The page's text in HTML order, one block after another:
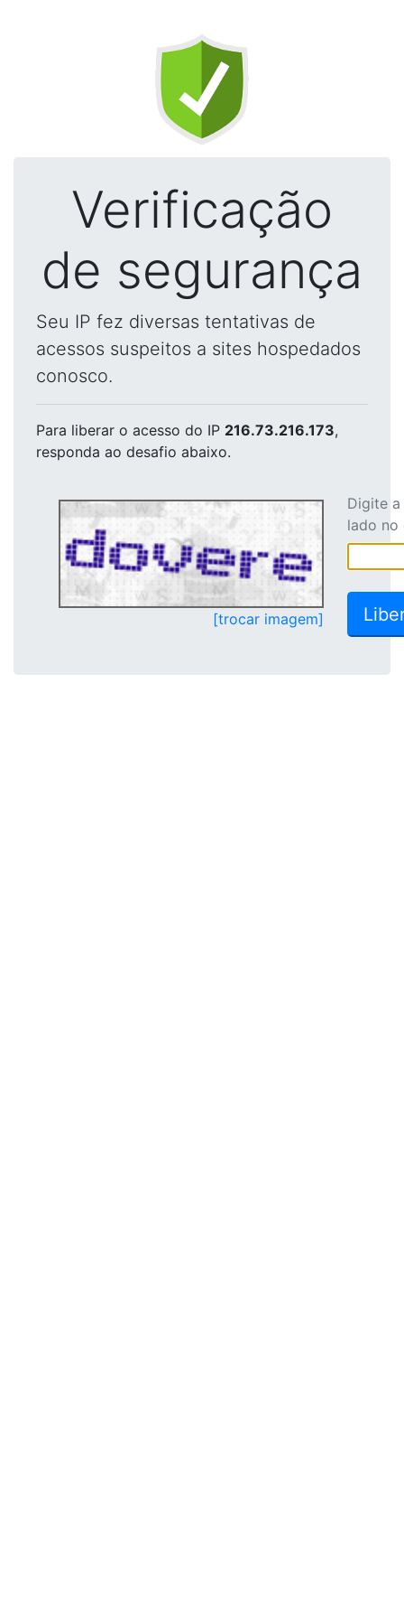
Verificação
de segurança
Seu IP fez diversas tentativas de
acessos suspeitos a sites hospedados
conosco.
Para liberar o acesso do IP 216.73.216.173,
responda ao desafio abaixo.
[trocar imagem]
Digite
lado no